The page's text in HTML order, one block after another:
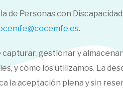
de Personas con
.
gestionar y
y cómo los utilizamos. La
la aceptación plena y sin